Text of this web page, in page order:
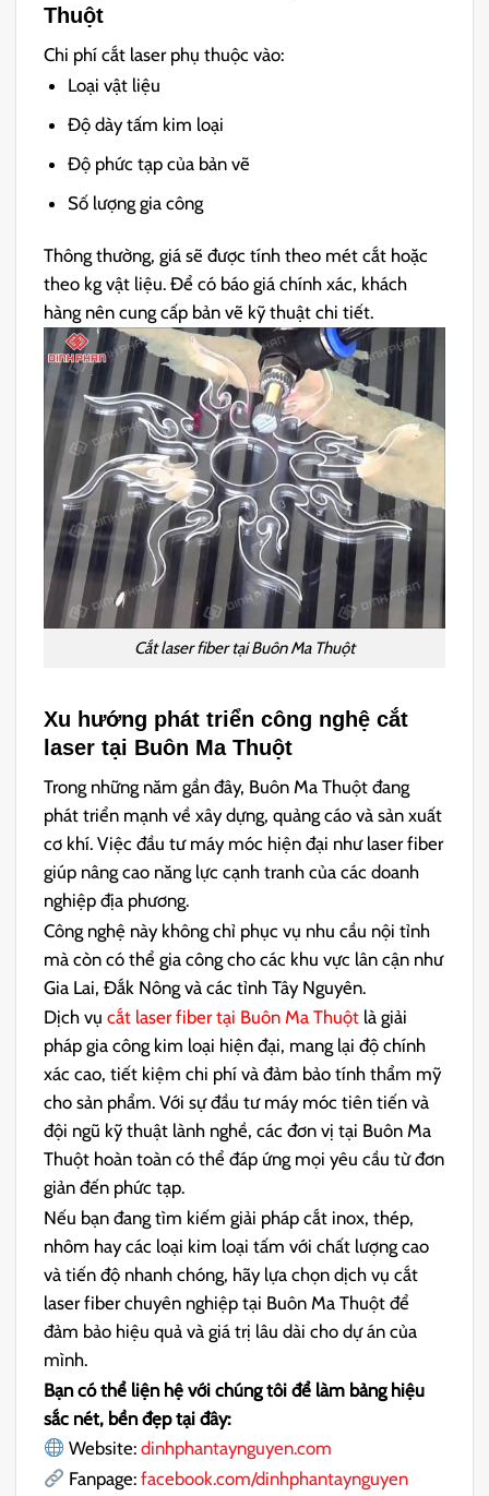
Thuột
Chi phí cắt laser phụ thuộc vào:
Loại vật liệu
Độ dày tấm kim loại
Độ phức tạp của bản vẽ
Số lượng gia công
Thông thường, giá sẽ được tính theo mét cắt hoặc
theo kg vật liệu. Để có báo giá chính xác, khách
hàng nên cung cấp bản vẽ kỹ thuật chi tiết.
Cắt laser fiber tại Buôn Ma Thuột
Xu hướng phát triển công nghệ cắt
laser tại Buôn Ma Thuột
Trong những năm gần đây, Buôn Ma Thuột đang
phát triển mạnh về xây dựng, quảng cáo và sản xuất
cơ khí. Việc đầu tư máy móc hiện đại như laser fiber
giúp nâng cao năng lực cạnh tranh của các doanh
nghiệp địa phương.
Công nghệ này không chỉ phục vụ nhu cầu nội tỉnh
mà còn có thể gia công cho các khu vực lân cận như
Gia Lai, Đắk Nông và các tỉnh Tây Nguyên.
Dịch vụcắt laser fiber tại Buôn Ma Thuột là giải
pháp gia công kim loại hiện đại, mang lại độ chính
xác cao, tiết kiệm chi phí và đảm bảo tính thẩm mỹ
cho sản phẩm. Với sự đầu tư máy móc tiên tiến và
đội ngũ kỹ thuật lành nghề, các đơn vị tại Buôn Ma
Thuột hoàn toàn có thể đáp ứng mọi yêu cầu từ đơn
giản đến phức tạp.
Nếu bạn đang tìm kiếm giải pháp cắt inox, thép,
nhôm hay các loại kim loại tấm với chất lượng cao
và tiến độ nhanh chóng, hãy lựa chọn dịch vụ cắt
laser fiber chuyên nghiệp tại Buôn Ma Thuột để
đảm bảo hiệu quả và giá trị lâu dài cho dự án của
mình.
Bạn có thể liện hệ với chúng tôi để làm bảng hiệu
sắc nét, bền đẹp tại đây:
Website:dinhphantaynguyen.com
Fanpage:facebook.com/dinhphantaynguyen